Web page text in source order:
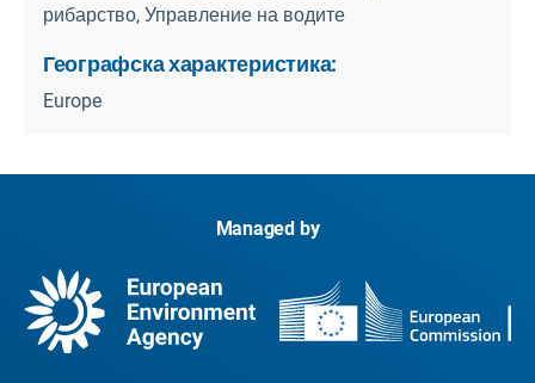
рибарство, Управление на водите
Географска характеристика:
Europe
Managed by